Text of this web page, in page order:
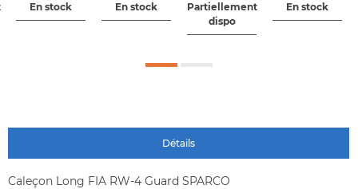
En stock En stock
Partiellement
dispo
En stock
Détails
Caleçon Long FIA RW-4 Guard SPARCO